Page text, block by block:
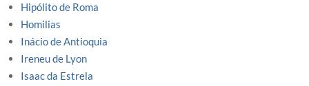
Hipólito de Roma
Homilias
Inácio de Antioquia
Ireneu de Lyon
Isaac da Estrela